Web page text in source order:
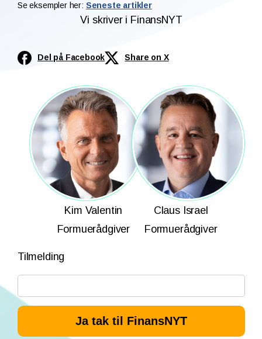
Se eksempler her: Seneste artikler
Vi skriver i FinansNYT
Del på Facebook Share on X
Kim Valentin
Formuerådgiver
Claus Israel
Formuerådgiver
Tilmelding